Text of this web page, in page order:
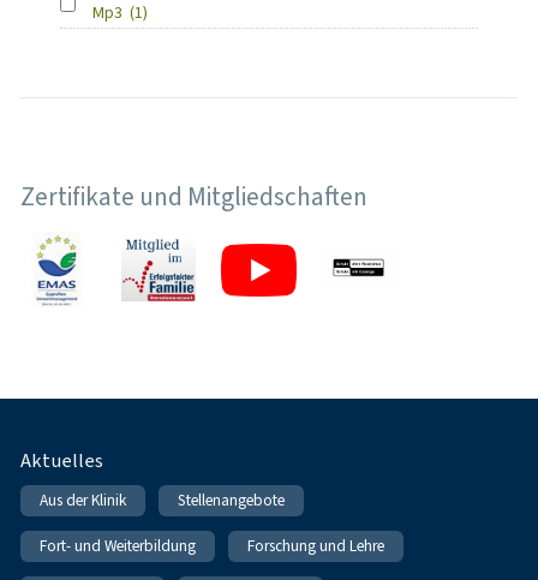
Mp3 (1)
Zertifikate und Mitgliedschaften
Fußnavigation
Aktuelles
Aus der Klinik Stellenangebote
Fort- und Weiterbildung Forschung und Lehre